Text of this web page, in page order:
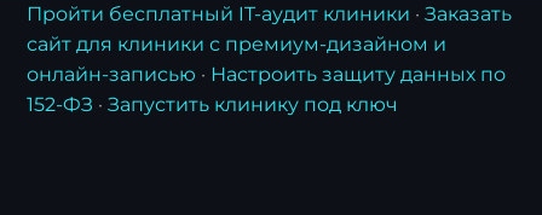
Пройти бесплатный IT-аудит клиники ·Заказать
сайт для клиники с премиум-дизайном и
онлайн-записью · Настроить защиту данных по
152-ФЗ ·Запустить клинику под ключ